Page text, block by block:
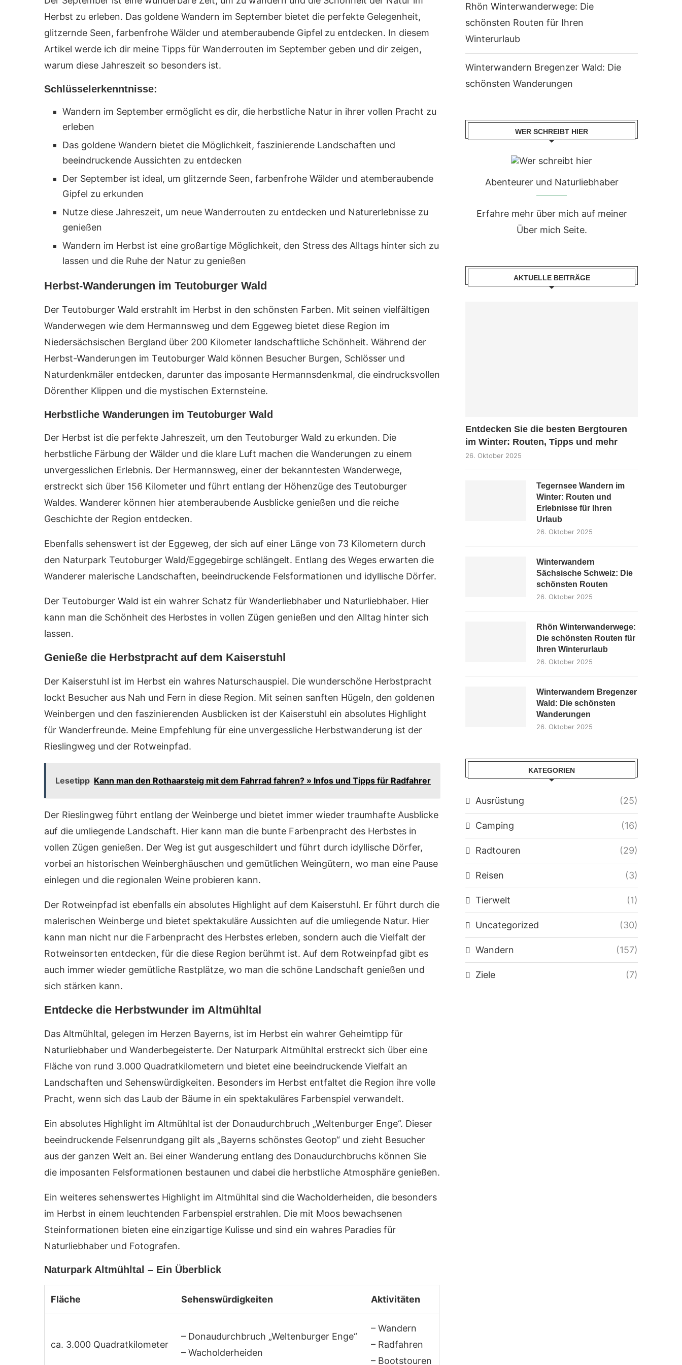
Herbst zu erleben. Das goldene Wandern im September bietet die perfekte Gelegenheit,
glitzernde Seen, farbenfrohe Wälder und atemberaubende Gipfel zu entdecken. In diesem
Artikel werde ich dir meine Tipps für Wanderrouten im September geben und dir zeigen,
warum diese Jahreszeit so besonders ist.
Schlüsselerkenntnisse:
Wandern im September ermöglicht es dir, die herbstliche Natur in ihrer vollen Pracht zu
erleben
Das goldene Wandern bietet die Möglichkeit, faszinierende Landschaften und
beeindruckende Aussichten zu entdecken
Der September ist ideal, um glitzernde Seen, farbenfrohe Wälder und atemberaubende
Gipfel zu erkunden
Nutze diese Jahreszeit, um neue Wanderrouten zu entdecken und Naturerlebnisse zu
genießen
Wandern im Herbst ist eine großartige Möglichkeit, den Stress des Alltags hinter sich zu
lassen und die Ruhe der Natur zu genießen
Herbst-Wanderungen im Teutoburger Wald
Der Teutoburger Wald erstrahlt im Herbst in den schönsten Farben. Mit seinen vielfältigen
Wanderwegen wie dem Hermannsweg und dem Eggeweg bietet diese Region im
Niedersächsischen Bergland über 200 Kilometer landschaftliche Schönheit. Während der
Herbst-Wanderungen im Teutoburger Wald können Besucher Burgen, Schlösser und
Naturdenkmäler entdecken, darunter das imposante Hermannsdenkmal, die eindrucksvollen
Dörenther Klippen und die mystischen Externsteine.
Herbstliche Wanderungen im Teutoburger Wald
Der Herbst ist die perfekte Jahreszeit, um den Teutoburger Wald zu erkunden. Die
herbstliche Färbung der Wälder und die klare Luft machen die Wanderungen zu einem
unvergesslichen Erlebnis. Der Hermannsweg, einer der bekanntesten Wanderwege,
erstreckt sich über 156 Kilometer und führt entlang der Höhenzüge des Teutoburger
Waldes. Wanderer können hier atemberaubende Ausblicke genießen und die reiche
Geschichte der Region entdecken.
Ebenfalls sehenswert ist der Eggeweg, der sich auf einer Länge von 73 Kilometern durch
den Naturpark Teutoburger Wald/Eggegebirge schlängelt. Entlang des Weges erwarten die
Wanderer malerische Landschaften, beeindruckende Felsformationen und idyllische Dörfer.
Der Teutoburger Wald ist ein wahrer Schatz für Wanderliebhaber und Naturliebhaber. Hier
kann man die Schönheit des Herbstes in vollen Zügen genießen und den Alltag hinter sich
lassen.
Genieße die Herbstpracht auf dem Kaiserstuhl
Der Kaiserstuhl ist im Herbst ein wahres Naturschauspiel. Die wunderschöne Herbstpracht
lockt Besucher aus Nah und Fern in diese Region. Mit seinen sanften Hügeln, den goldenen
Weinbergen und den faszinierenden Ausblicken ist der Kaiserstuhl ein absolutes Highlight
für Wanderfreunde. Meine Empfehlung für eine unvergessliche Herbstwanderung ist der
Rieslingweg und der Rotweinpfad.
Lesetipp Kann man den Rothaarsteig mit dem Fahrrad fahren? » Infos und Tipps für Radfahrer
Der Rieslingweg führt entlang der Weinberge und bietet immer wieder traumhafte Ausblicke
auf die umliegende Landschaft. Hier kann man die bunte Farbenpracht des Herbstes in
vollen Zügen genießen. Der Weg ist gut ausgeschildert und führt durch idyllische Dörfer,
vorbei an historischen Weinberghäuschen und gemütlichen Weingütern, wo man eine Pause
einlegen und die regionalen Weine probieren kann.
Der Rotweinpfad ist ebenfalls ein absolutes Highlight auf dem Kaiserstuhl. Er führt durch die
malerischen Weinberge und bietet spektakuläre Aussichten auf die umliegende Natur. Hier
kann man nicht nur die Farbenpracht des Herbstes erleben, sondern auch die Vielfalt der
Rotweinsorten entdecken, für die diese Region berühmt ist. Auf dem Rotweinpfad gibt es
auch immer wieder gemütliche Rastplätze, wo man die schöne Landschaft genießen und
sich stärken kann.
Entdecke die Herbstwunder im Altmühltal
Das Altmühltal, gelegen im Herzen Bayerns, ist im Herbst ein wahrer Geheimtipp für
Naturliebhaber und Wanderbegeisterte. Der Naturpark Altmühltal erstreckt sich über eine
Fläche von rund 3.000 Quadratkilometern und bietet eine beeindruckende Vielfalt an
Landschaften und Sehenswürdigkeiten. Besonders im Herbst entfaltet die Region ihre volle
Pracht, wenn sich das Laub der Bäume in ein spektakuläres Farbenspiel verwandelt.
Ein absolutes Highlight im Altmühltal ist der Donaudurchbruch „Weltenburger Enge“. Dieser
beeindruckende Felsenrundgang gilt als „Bayerns schönstes Geotop“ und zieht Besucher
aus der ganzen Welt an. Bei einer Wanderung entlang des Donaudurchbruchs können Sie
die imposanten Felsformationen bestaunen und dabei die herbstliche Atmosphäre genießen.
Ein weiteres sehenswertes Highlight im Altmühltal sind die Wacholderheiden, die besonders
im Herbst in einem leuchtenden Farbenspiel erstrahlen. Die mit Moos bewachsenen
Steinformationen bieten eine einzigartige Kulisse und sind ein wahres Paradies für
Naturliebhaber und Fotografen.
Naturpark Altmühltal – Ein Überblick
Fläche Sehenswürdigkeiten Aktivitäten
ca. 3.000 Quadratkilometer
– Donaudurchbruch „Weltenburger Enge“
– Wacholderheiden
– Wandern
– Radfahren
– Bootstouren
Rhön Winterwanderwege: Die
schönsten Routen für Ihren
Winterurlaub
Winterwandern Bregenzer Wald: Die
schönsten Wanderungen
WER SCHREIBT HIER
Abenteurer und Naturliebhaber
Erfahre mehr über mich auf meiner
Über mich Seite.
AKTUELLE BEITRÄGE
Entdecken Sie die besten Bergtouren
im Winter: Routen, Tipps und mehr
26. Oktober 2025
Tegernsee Wandern im
Winter: Routen und
Erlebnisse für Ihren
Urlaub
26. Oktober 2025
Winterwandern
Sächsische Schweiz: Die
schönsten Routen
26. Oktober 2025
Rhön Winterwanderwege:
Die schönsten Routen für
Ihren Winterurlaub
26. Oktober 2025
Winterwandern Bregenzer
Wald: Die schönsten
Wanderungen
26. Oktober 2025
KATEGORIEN
Ausrüstung (25)
Camping (16)
Radtouren (29)
Reisen (3)
Tierwelt (1)
Uncategorized (30)
Wandern (157)
Ziele (7)